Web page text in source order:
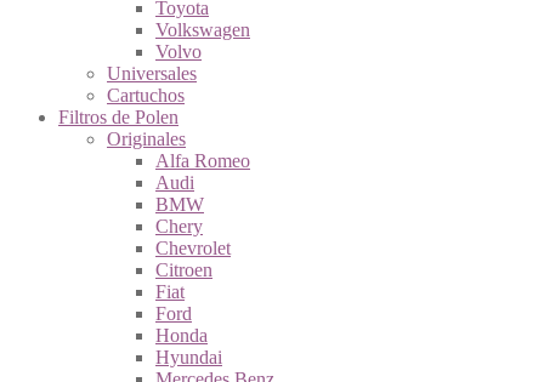
Toyota
Volkswagen
Volvo
Universales
Cartuchos
Filtros de Polen
Originales
Alfa Romeo
Audi
BMW
Chery
Chevrolet
Citroen
Fiat
Ford
Honda
Hyundai